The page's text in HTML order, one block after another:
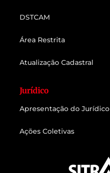
DSTCAM
Área Restrita
Atualização Cadastral
Jurídico
Apresentação do Jurídico
Ações Coletivas